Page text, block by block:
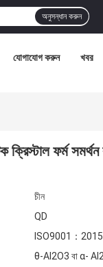
অনুসন্ধান করুন
যোগাযোগ করুন খবর
ফর্ম সমর্থন
চীন
QD
ISO9001：2015
θ-Al2O3 বা α-